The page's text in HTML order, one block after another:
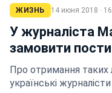
ЖИЗНЬ 14 июня 2018 ·
У журналіста
замовити
Про отримання таких
українські журналісти